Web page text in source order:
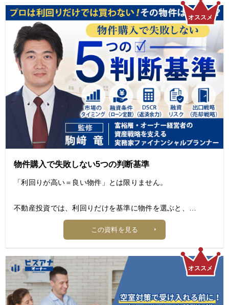
す。
本記事では、
賃貸オーナー・不動産投資家が押さえておきたい電力需給の
リスクと、
LED化・設備更新・断熱対策・補助金活用など、
実践的な省エネ対策をわかりやすく解説します。
【目次】
1. なぜ今、賃貸経営において「電力需給対策」が重要なのか
2. 電力需給問題が賃貸オーナーに与えるリスク
3. 賃貸物件で実践できる省エネ対策一覧
4. 活用できる補助金・支援制度
物件購⼊で失敗しない5つの判断基準
「利回りが高い＝良い物件」とは限りません。
不動産投資では、利回りだけを基準に物件を選ぶと、
購入後に想定外のリスクや収益悪化に直面することがありま
実際に、不動産投資のプロは利回りだけで購入を決めること
はなく、
複数の視点から物件を総合的に評価しています。
この資料を見る